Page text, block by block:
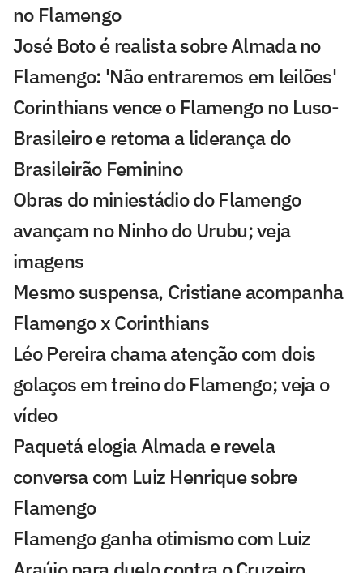
no Flamengo
José Boto é realista sobre Almada no
Flamengo: 'Não entraremos em leilões'
Corinthians vence o Flamengo no Luso-
Brasileiro e retoma a liderança do
Brasileirão Feminino
Obras do miniestádio do Flamengo
avançam no Ninho do Urubu; veja
imagens
Mesmo suspensa, Cristiane acompanha
Flamengo x Corinthians
Léo Pereira chama atenção com dois
golaços em treino do Flamengo; veja o
vídeo
Paquetá elogia Almada e revela
conversa com Luiz Henrique sobre
Flamengo
Flamengo ganha otimismo com Luiz